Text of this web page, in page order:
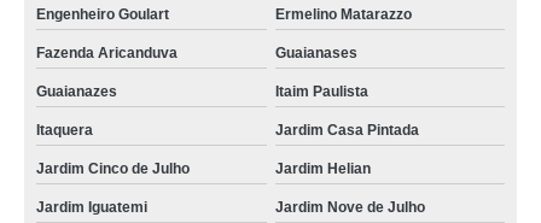
Engenheiro Goulart Ermelino Matarazzo
Fazenda Aricanduva Guaianases
Guaianazes Itaim Paulista
Itaquera Jardim Casa Pintada
Jardim Cinco de Julho Jardim Helian
Jardim Iguatemi Jardim Nove de Julho